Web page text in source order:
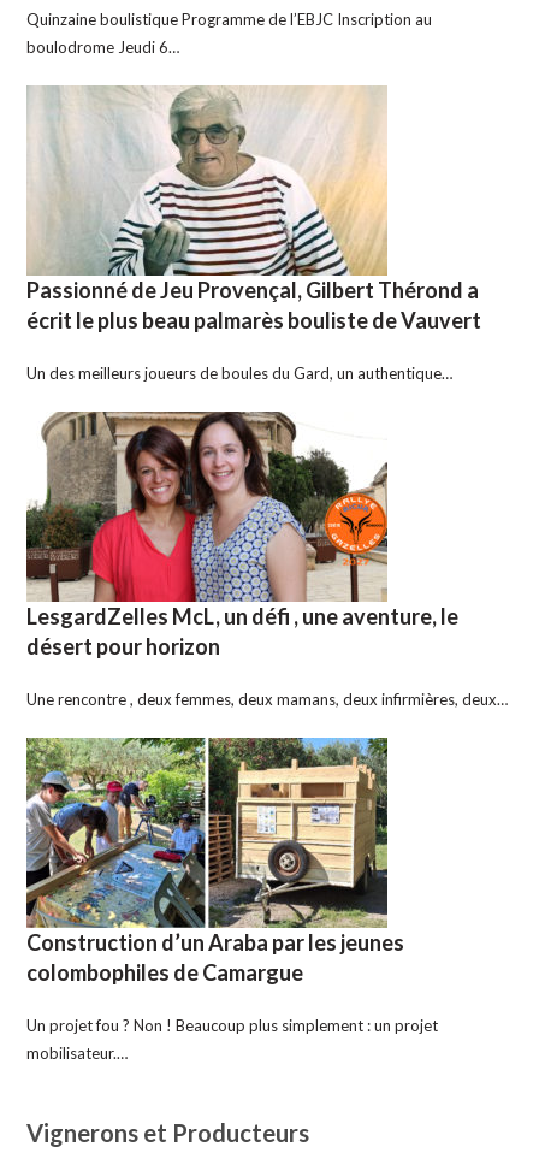
Quinzaine boulistique Programme de l’EBJC Inscription au
boulodrome Jeudi 6…
Passionné de Jeu Provençal, Gilbert Thérond a
écrit le plus beau palmarès bouliste de Vauvert
Un des meilleurs joueurs de boules du Gard, un authentique…
LesgardZelles McL, un défi , une aventure, le
désert pour horizon
Une rencontre , deux femmes, deux mamans, deux infirmières, deux…
Construction d’un Araba par les jeunes
colombophiles de Camargue
Un projet fou ? Non ! Beaucoup plus simplement : un projet
mobilisateur.…
Vignerons et Producteurs